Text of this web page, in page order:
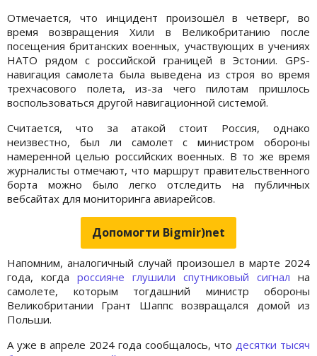
Отмечается, что инцидент произошёл в четверг, во
время возвращения Хили в Великобританию после
посещения британских военных, участвующих в учениях
НАТО рядом с российской границей в Эстонии. GPS-
навигация самолета была выведена из строя во время
трехчасового полета, из-за чего пилотам пришлось
воспользоваться другой навигационной системой.
Считается, что за атакой стоит Россия, однако
неизвестно, был ли самолет с министром обороны
намеренной целью российских военных. В то же время
журналисты отмечают, что маршрут правительственного
борта можно было легко отследить на публичных
вебсайтах для мониторинга авиарейсов.
Допомогти Bigmir)net
Напомним, аналогичный случай произошел в марте 2024
года, когда россияне глушили спутниковый сигнал на
самолете, которым тогдашний министр обороны
Великобритании Грант Шаппс возвращался домой из
Польши.
А уже в апреле 2024 года сообщалось, что десятки тысяч